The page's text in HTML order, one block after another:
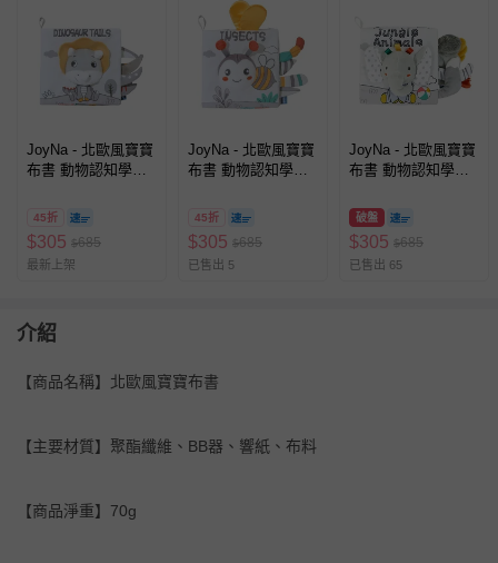
JoyNa - 北歐風寶寶
布書 動物認知學習
45折
$305 $685
最新上架
JoyNa - 北歐風寶寶
布書 動物認知學習
45折
$305 $685
已售出 5
JoyNa - 北歐風寶寶
布書 動物認知學習
破盤
$305 $685
已售出 65
介紹
【商品名稱】北歐風寶寶布書
【主要材質】聚酯纖維、BB器、響紙、布料
【商品淨重】70g